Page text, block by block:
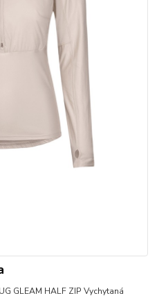
GLEAM HALF ZIP Vychytaná